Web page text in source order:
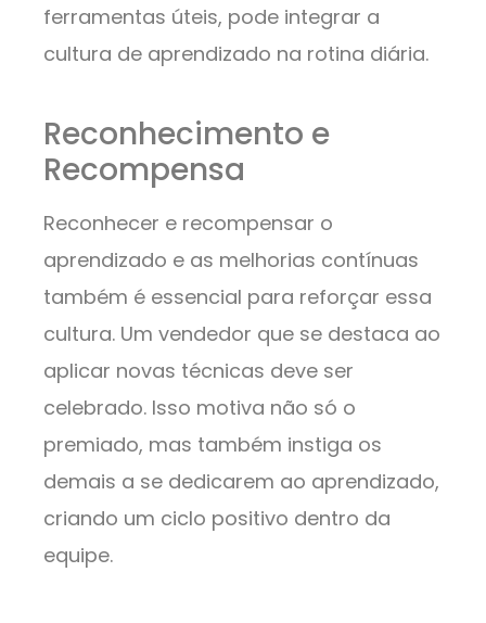
ferramentas úteis, pode integrar a
cultura de aprendizado na rotina diária.
Reconhecimento e
Recompensa
Reconhecer e recompensar o
aprendizado e as melhorias contínuas
também é essencial para reforçar essa
cultura. Um vendedor que se destaca ao
aplicar novas técnicas deve ser
celebrado. Isso motiva não só o
premiado, mas também instiga os
demais a se dedicarem ao aprendizado,
criando um ciclo positivo dentro da
equipe.